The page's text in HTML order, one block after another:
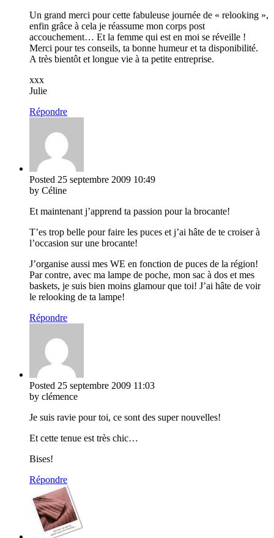
Un grand merci pour cette fabuleuse journée de « relooking »,
enfin grâce à cela je réassume mon corps post
accouchement… Et la femme qui est en moi se réveille !
Merci pour tes conseils, ta bonne humeur et ta disponibilité.
A très bientôt et longue vie à ta petite entreprise.
xxx
Julie
Répondre
Posted 25 septembre 2009 10:49
by Céline
Et maintenant j’apprend ta passion pour la brocante!
T’es trop belle pour faire les puces et j’ai hâte de te croiser à
l’occasion sur une brocante!
J’organise aussi mes WE en fonction de puces de la région!
Par contre, avec ma lampe de poche, mon sac à dos et mes
baskets, je suis bien moins glamour que toi! J’ai hâte de voir
le relooking de ta lampe!
Répondre
Posted 25 septembre 2009 11:03
by clémence
Je suis ravie pour toi, ce sont des super nouvelles!
Et cette tenue est très chic…
Bises!
Répondre